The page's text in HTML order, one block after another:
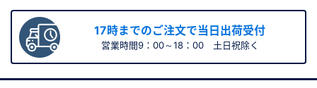
17時までのご注文で当日出荷受付
営業時間9：00～18：00 土日祝除く